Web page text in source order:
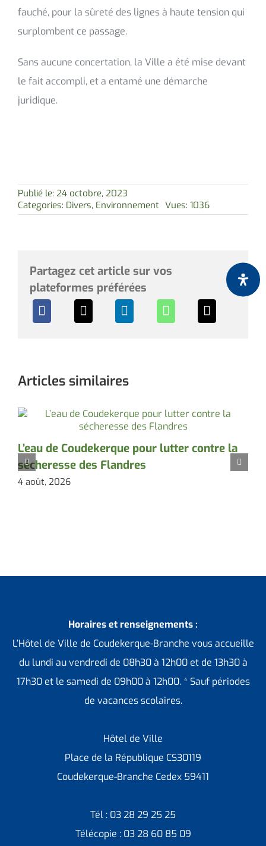
fauché, pour la sûreté des lignes à haute tension qui
surplombent ce passage.
Sans aucune concertation, la Ville a été mise devant
le fait accompli, et a entamé une démarche
juridique.
Publié le: 24 octobre, 2023
Categories: Divers, Environnement Vues: 1036
Partagez cet article sur vos
plateformes préférées
Articles similaires
L’eau de Coudekerque pour lutter contre la
sécheresse des Flandres
4 août, 2026
Horaires et renseignements :
L’Hôtel de Ville de Coudekerque-Branche vous accueille
du lundi au vendredi de 08h30 à 12h00 et de 13h30 à
17h30 et le samedi de 09h00 à 12h00. * Sauf périodes
de vacances scolaires.
Hôtel de Ville
Place de la République CS30119
Coudekerque-Branche Cedex 59411
Tél : 03 28 29 25 25
Télécopie : 03 28 60 85 09